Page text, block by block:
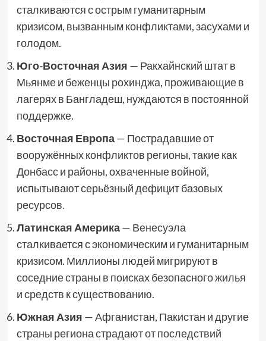
сталкиваются с острым гуманитарным
кризисом, вызванным конфликтами, засухами и
голодом.
Юго-Восточная Азия — Ракхайнский штат в
Мьянме и беженцы рохинджа, проживающие в
лагерях в Бангладеш, нуждаются в постоянной
поддержке.
Восточная Европа— Пострадавшие от
вооружённых конфликтов регионы, такие как
Донбасс и районы, охваченные войной,
испытывают серьёзный дефицит базовых
ресурсов.
Латинская Америка— Венесуэла
сталкивается с экономическим и гуманитарным
кризисом. Миллионы людей мигрируют в
соседние страны в поисках безопасного жилья
и средств к существованию.
Южная Азия — Афганистан, Пакистан и другие
страны региона страдают от последствий